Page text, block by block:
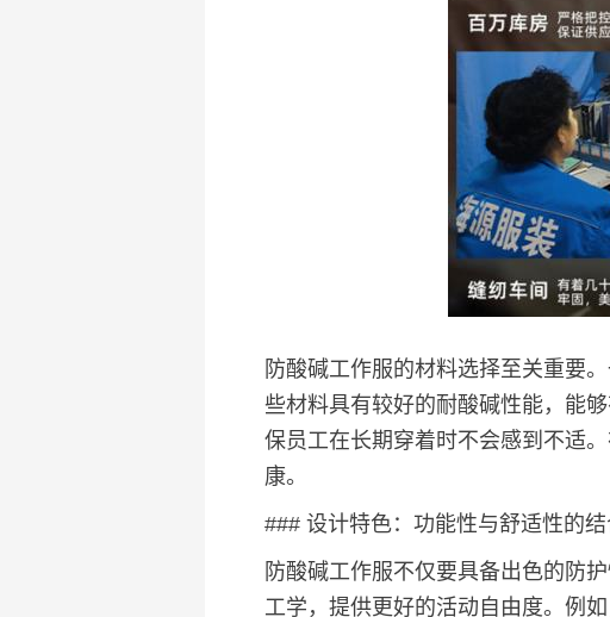
防酸碱工作服的材料选择至关重要
些材料具有较好的耐酸碱性能，能
保员工在长期穿着时不会感到不适
康。
### 设计特色：功能性与舒适性的
防酸碱工作服不仅要具备出色的防
工学，提供更好的活动自由度。例